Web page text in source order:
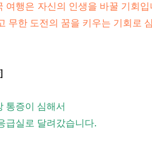
여행은 자신의 인생을 바꿀 기회
무한 도전의 꿈을 키우는 기회로
통증이 심해서
급실로 달려갔습니다.